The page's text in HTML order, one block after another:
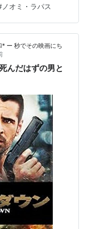
JewsonRupert
NewmarkVicky
ー・ネリッセイン
M…
ノオミ・ラパス
* ー 秒でその映画にち
んだはずの男と